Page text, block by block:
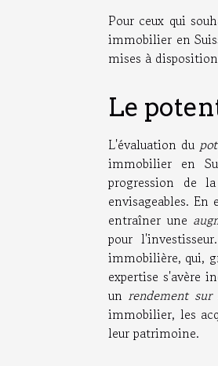
Pour ceux qui
immobilier en
mises à
Le
L'évaluation du
immobilier en
progression de
envisageables.
entraîner une
pour
immobilière, qui,
expertise s'avère
un rendement sur
immobilier, les
leur patrimoine.